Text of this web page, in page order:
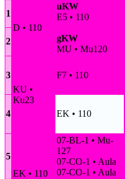
1
D • 110
uKW
E5 • 110
gKW
MU • Mu120
2
3
KU •
Ku23
F7 • 110
4
EK • 110
5
EK • 110
07-BL-1 • Mu-
127
07-CO-1 • Aula
07-CO-1 • Aula